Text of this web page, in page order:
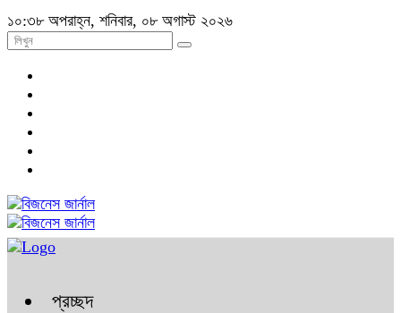
১০:৩৮ অপরাহ্ন, শনিবার, ০৮ অগাস্ট ২০২৬
প্রচ্ছদ